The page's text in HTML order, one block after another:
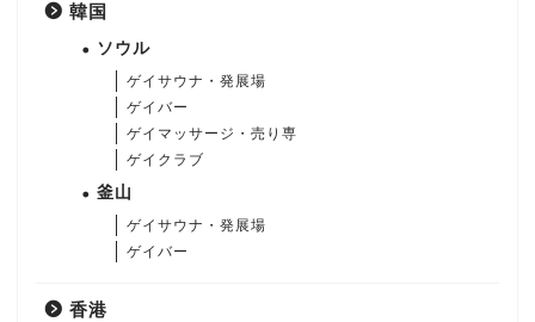
韓国
ソウル
ゲイサウナ・発展場
ゲイバー
ゲイマッサージ・売り専
ゲイクラブ
釜山
ゲイサウナ・発展場
ゲイバー
香港